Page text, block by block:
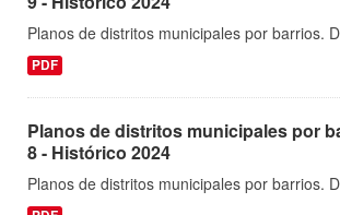
Planos de distritos municipales por barrios.
PDF
Planos de distritos municipales por
8 - Histórico 2024
Planos de distritos municipales por barrios.